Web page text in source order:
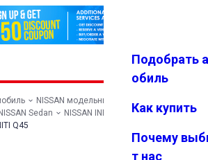
Избранн
Меню
Подобрать
обиль
Как купить
Почему
т нас
NISSAN модельный ряд
NISSAN Sedan
NISSAN INFINITI Q45
Q45